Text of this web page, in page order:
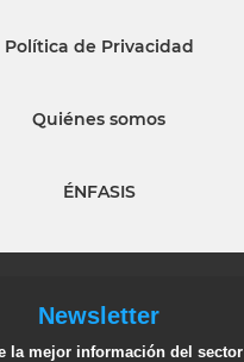
Política de Privacidad
Quiénes somos
ÉNFASIS
Newsletter
la mejor información del sector